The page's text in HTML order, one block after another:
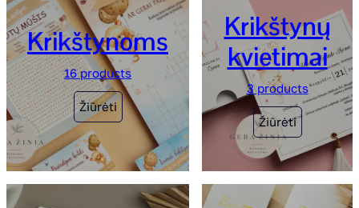
Krikštynoms
16 products
Žiūrėti
Krikštynų
kvietimai
3 products
Žiūrėti